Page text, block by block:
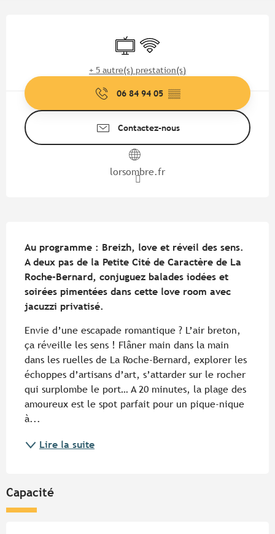
Télévision
WiFi
+ 5 autre(s) prestation(s)
06 84 94 05 ▒▒
Contactez-nous
lorsombre.fr
Au programme : Breizh, love et réveil des sens.
A deux pas de la Petite Cité de Caractère de La
Roche-Bernard, conjuguez balades iodées et
soirées pimentées dans cette love room avec
jacuzzi privatisé.
Envie d’une escapade romantique ? L’air breton,
ça réveille les sens ! Flâner main dans la main
dans les ruelles de La Roche-Bernard, explorer les
échoppes d’artisans d’art, s’attarder sur le rocher
qui surplombe le port… A 20 minutes, la plage des
amoureux est le spot parfait pour un pique-nique
à...
Lire la suite
Capacité